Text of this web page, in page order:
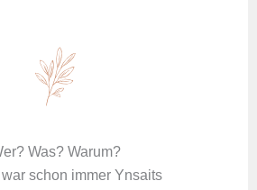
Was? Warum?
schon immer Ynsaits